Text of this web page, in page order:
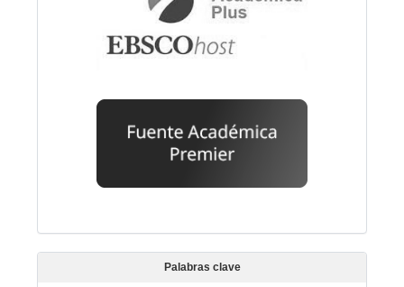
Palabras clave